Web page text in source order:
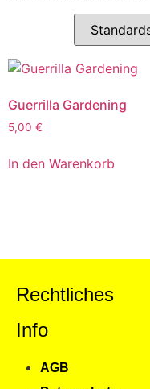
Guerrilla Gardening
5,00 €
In den Warenkorb
Rechtliches
Info
AGB